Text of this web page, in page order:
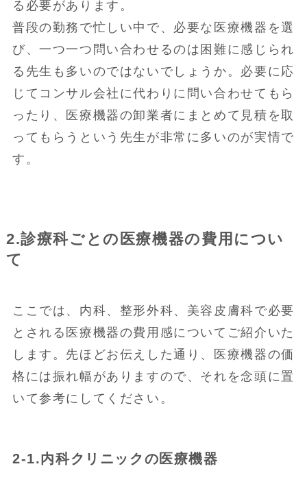
る必要があります。
普段の勤務で忙しい中で、必要な医療機器を選
び、一つ一つ問い合わせるのは困難に感じられ
る先生も多いのではないでしょうか。必要に応
じてコンサル会社に代わりに問い合わせてもら
ったり、医療機器の卸業者にまとめて見積を取
ってもらうという先生が非常に多いのが実情で
す。
2.診療科ごとの医療機器の費用につい
て
ここでは、内科、整形外科、美容皮膚科で必要
とされる医療機器の費用感についてご紹介いた
します。先ほどお伝えした通り、医療機器の価
格には振れ幅がありますので、それを念頭に置
いて参考にしてください。
2-1.内科クリニックの医療機器